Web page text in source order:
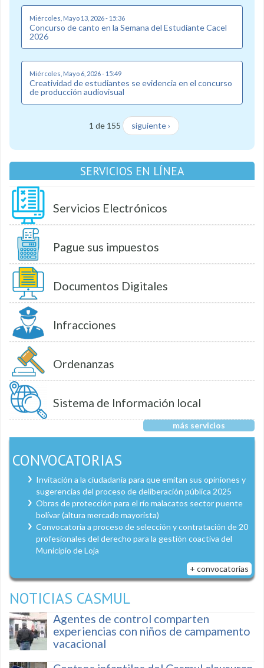
Miércoles, Mayo 13, 2026 - 15:36
Concurso de canto en la Semana del Estudiante Cacel
2026
Miércoles, Mayo 6, 2026 - 15:49
Creatividad de estudiantes se evidencia en el concurso
de producción audiovisual
1 de 155 siguiente ›
SERVICIOS EN LÍNEA
Servicios Electrónicos
Pague sus impuestos
Documentos Digitales
Infracciones
Ordenanzas
Sistema de Información local
más servicios
CONVOCATORIAS
Invitación a la ciudadanía para que emitan sus opiniones y
sugerencias del proceso de deliberación pública 2025
Obras de protección para el río malacatos sector puente
bolívar (altura mercado mayorista)
Convocatoria a proceso de selección y contratación de 20
profesionales del derecho para la gestión coactiva del
Municipio de Loja
+ convocatorias
NOTICIAS CASMUL
Agentes de control comparten
experiencias con niños de campamento
vacacional